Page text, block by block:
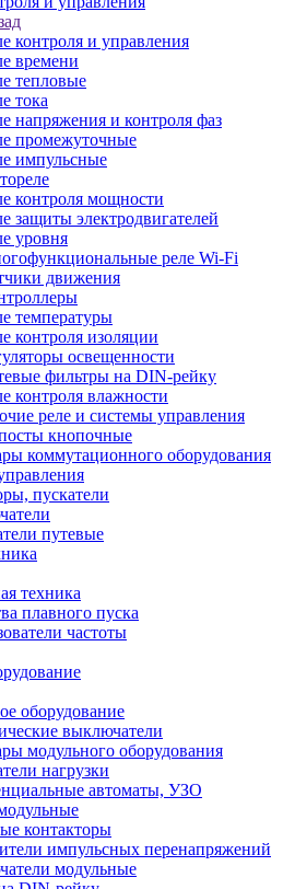
контроля и управления
времени
тепловые
тока
напряжения и контроля фаз
промежуточные
импульсные
контроля мощности
защиты электродвигателей
уровня
реле Wi-Fi
движения
температуры
контроля изоляции
освещенности
фильтры на DIN-рейку
контроля влажности
реле и системы управления
кнопочные
коммутационного оборудования
пускатели
путевые
техника
плавного пуска
частоты
оборудование
выключатели
модульного оборудования
нагрузки
автоматы, УЗО
контакторы
импульсных перенапряжений
модульные